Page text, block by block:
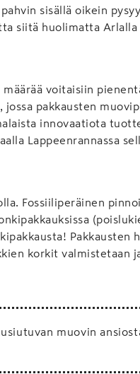
sisällä oikein
siitä huolimatta Arlalla
voitaisiin
pakkausten
innovaatiota
Lappeenrannassa
Fossiiliperäinen
Pakkausten
korkit valmistetaan
muovin